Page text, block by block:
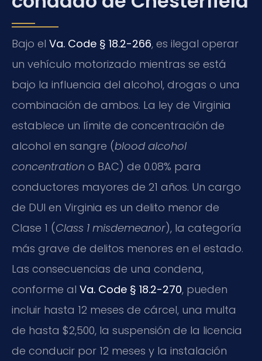
Bajo el Va. Code § 18.2-266, es ilegal operar
un vehículo motorizado mientras se está
bajo la influencia del alcohol, drogas o una
combinación de ambos. La ley de Virginia
establece un límite de concentración de
alcohol en sangre (blood alcohol
concentration o BAC) de 0.08% para
conductores mayores de 21 años. Un cargo
de DUI en Virginia es un delito menor de
Clase 1 (Class 1 misdemeanor), la categoría
más grave de delitos menores en el estado.
Las consecuencias de una condena,
conforme al Va. Code § 18.2-270, pueden
incluir hasta 12 meses de cárcel, una multa
de hasta $2,500, la suspensión de la licencia
de conducir por 12 meses y la instalación